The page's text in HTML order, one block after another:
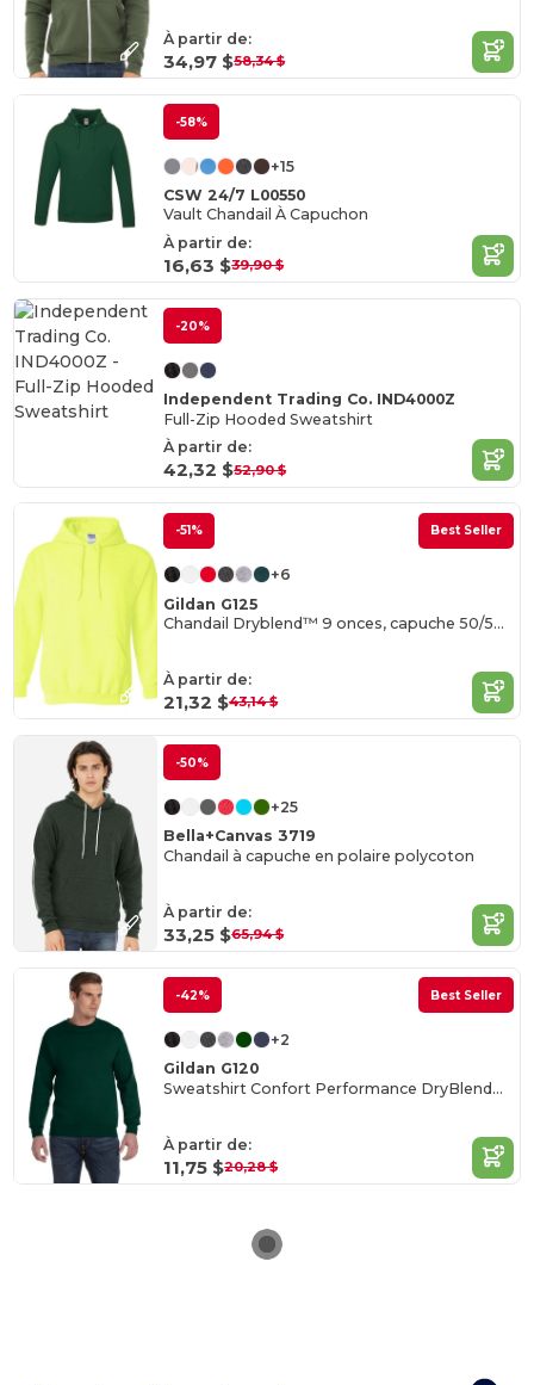
À partir de:
34,97 $58,34 $
-58%
+15
CSW 24/7 L00550
Vault Chandail À Capuchon
À partir de:
16,63 $39,90 $
-20%
Independent Trading Co. IND4000Z
Full-Zip Hooded Sweatshirt
À partir de:
42,32 $52,90 $
-51% Best Seller
+6
Gildan G125
Chandail Dryblend™ 9 onces, capuche 50/50 (12500)
À partir de:
21,32 $43,14 $
-50%
+25
Bella+Canvas 3719
Chandail à capuche en polaire polycoton
À partir de:
33,25 $65,94 $
-42% Best Seller
+2
Gildan G120
Sweatshirt Confort Performance DryBlend® 50/50
À partir de:
11,75 $20,28 $